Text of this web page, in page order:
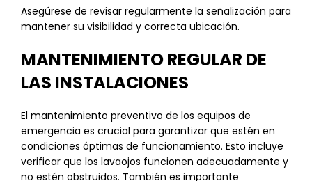
Asegúrese de revisar regularmente la señalización para
mantener su visibilidad y correcta ubicación.
MANTENIMIENTO REGULAR DE
LAS INSTALACIONES
El mantenimiento preventivo de los equipos de
emergencia es crucial para garantizar que estén en
condiciones óptimas de funcionamiento. Esto incluye
verificar que los lavaojos funcionen adecuadamente y
no estén obstruidos. También es importante